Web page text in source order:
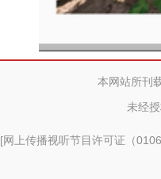
本网站所刊
未经
[网上传播视听节目许可证（